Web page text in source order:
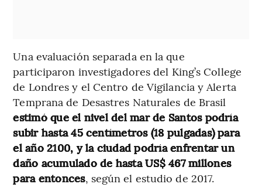
Una evaluación separada en la que
participaron investigadores del King’s College
de Londres y el Centro de Vigilancia y Alerta
Temprana de Desastres Naturales de Brasil
estimó que el nivel del mar de Santos podría
subir hasta 45 centímetros (18 pulgadas) para
el año 2100, y la ciudad podría enfrentar un
daño acumulado de hasta US$ 467 millones
para entonces, según el estudio de 2017.